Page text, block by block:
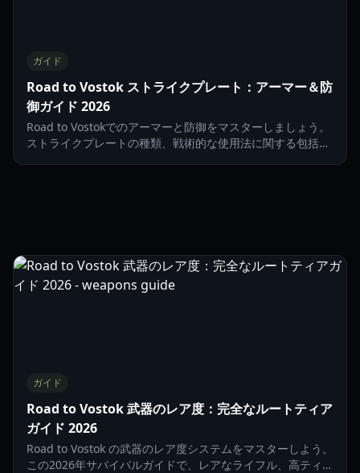
ガイド
Road to Vostok ストライクプレート：アーマー＆防
御ガイド 2026
Road to Vostokでのアーマーと防御をマスターしましょう。
ストライクプレートの種類、戦術的な使用法に関する包括的
ガイド
Road to Vostok 武器のレア度：完全なルートティア
ガイド 2026
Road to Vostok の武器のレア度システムをマスターしよう。
この2026年サバイバルガイドで、レアなライフル、高ティア